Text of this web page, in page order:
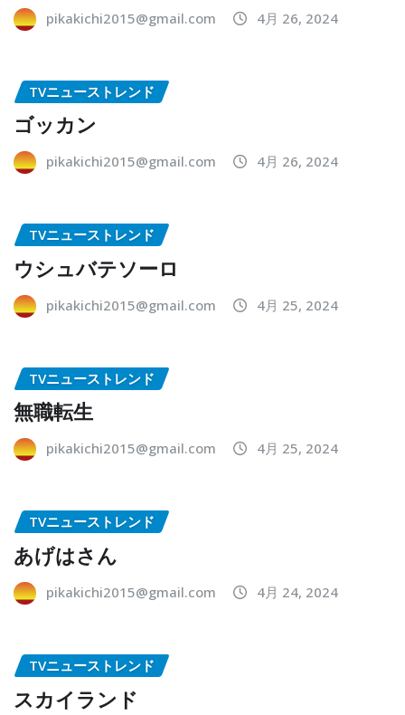
pikakichi2015@gmail.com 4月 26, 2024
TVニューストレンド
ゴッカン
pikakichi2015@gmail.com 4月 26, 2024
TVニューストレンド
ウシュバテソーロ
pikakichi2015@gmail.com 4月 25, 2024
TVニューストレンド
無職転生
pikakichi2015@gmail.com 4月 25, 2024
TVニューストレンド
あげはさん
pikakichi2015@gmail.com 4月 24, 2024
TVニューストレンド
スカイランド